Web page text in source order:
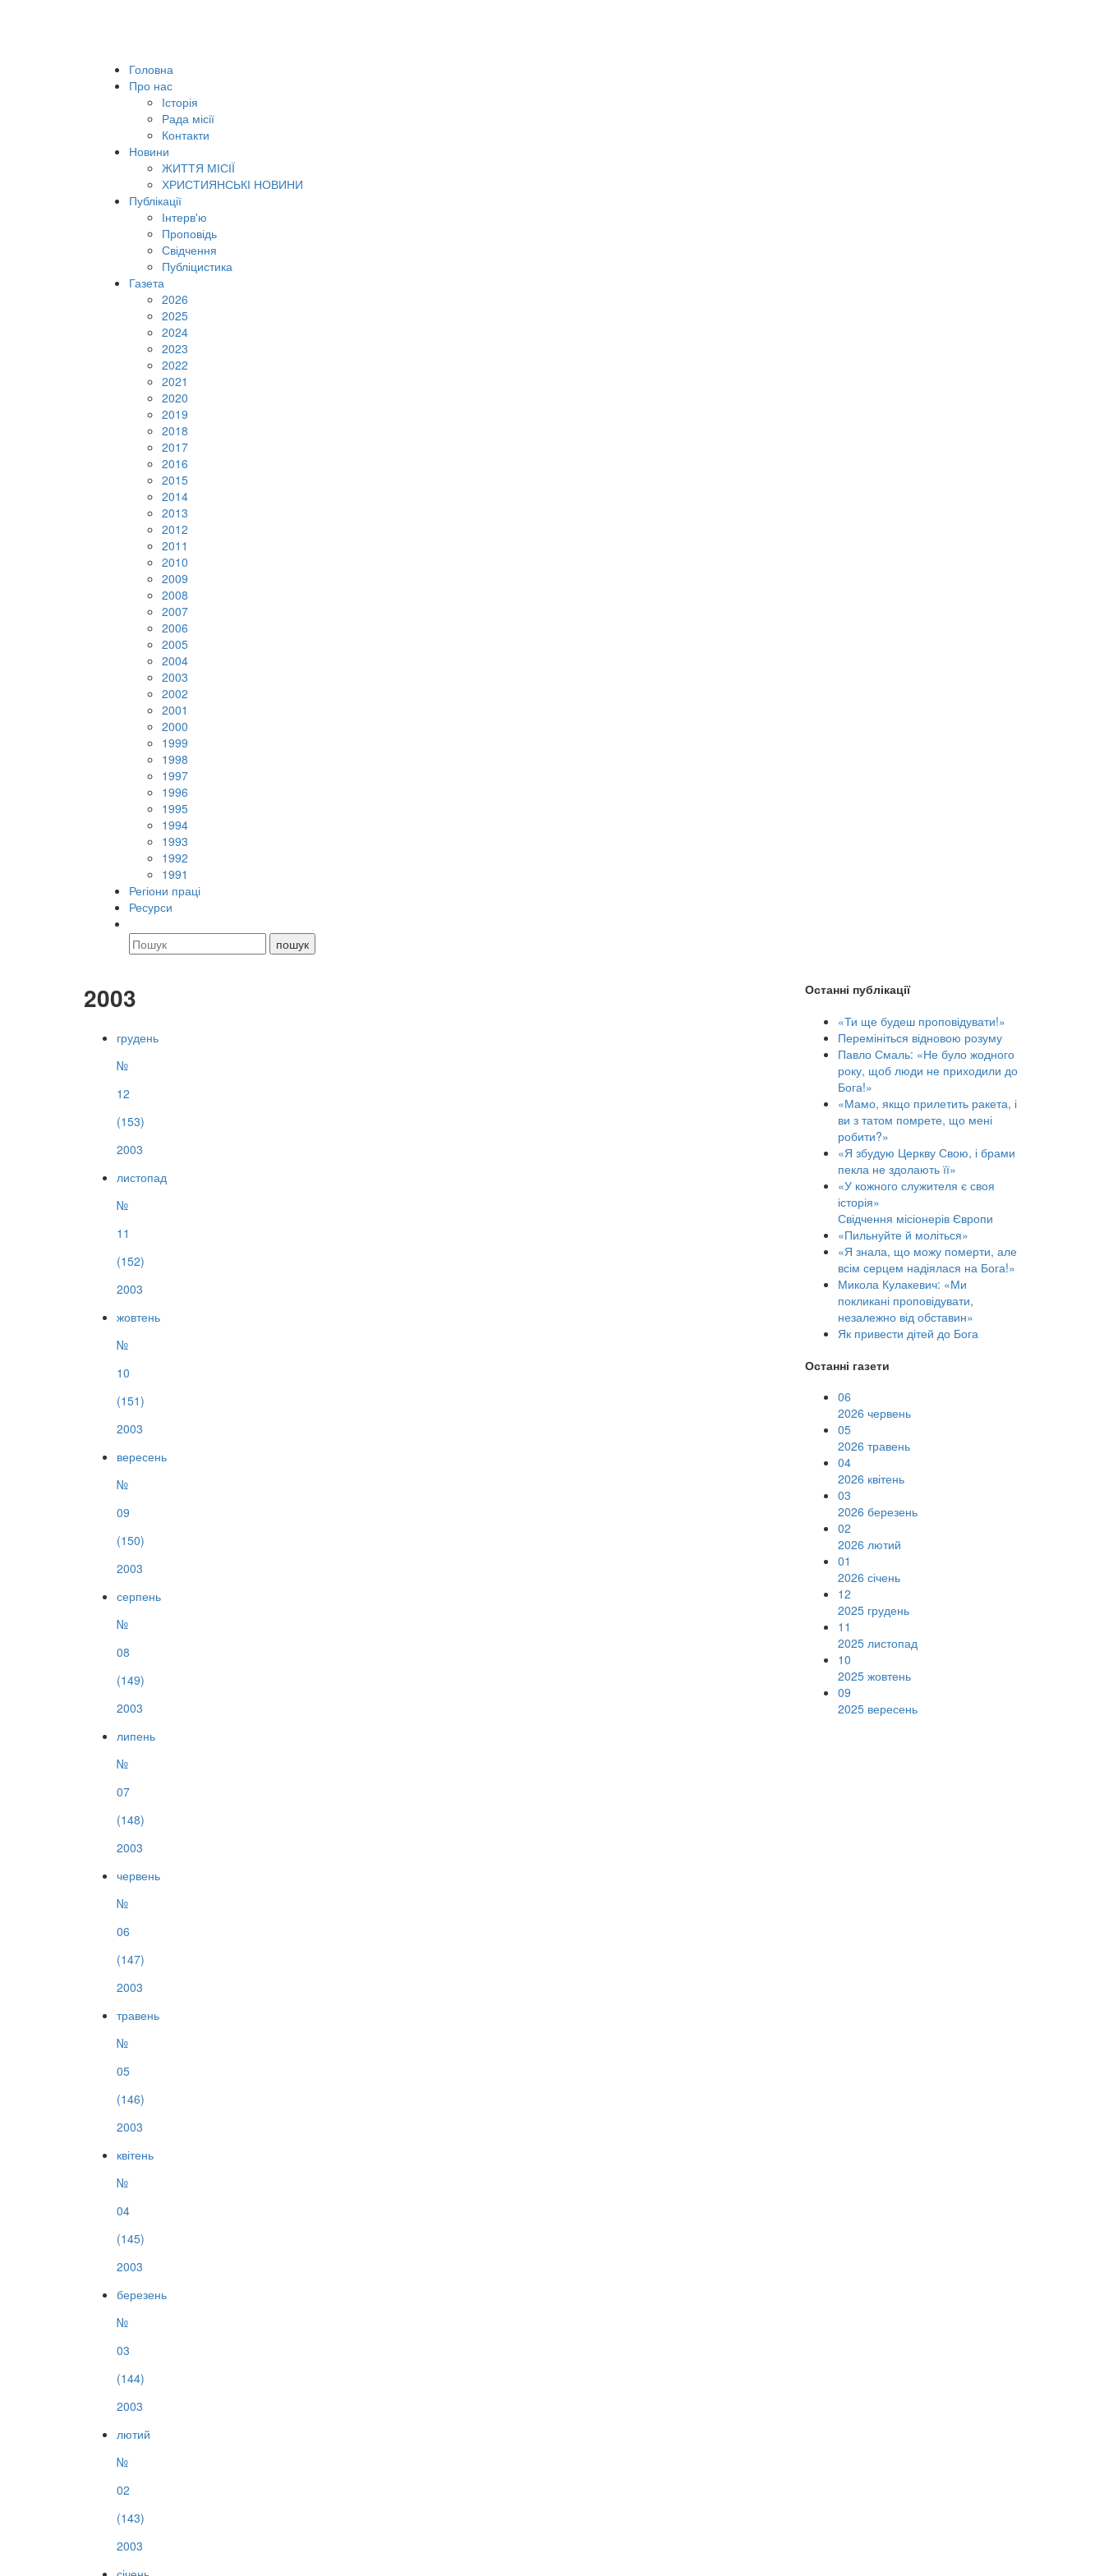
Головна
Про нас
Історія
Рада місії
Контакти
Новини
ЖИТТЯ МІСІЇ
ХРИСТИЯНСЬКІ НОВИНИ
Публікації
Інтерв'ю
Проповідь
Свідчення
Публіцистика
Газета
2026
2025
2024
2023
2022
2021
2020
2019
2018
2017
2016
2015
2014
2013
2012
2011
2010
2009
2008
2007
2006
2005
2004
2003
2002
2001
2000
1999
1998
1997
1996
1995
1994
1993
1992
1991
Регіони праці
Ресурси
2003
грудень
№
12
(153)
2003
листопад
№
11
(152)
2003
жовтень
№
10
(151)
2003
вересень
№
09
(150)
2003
серпень
№
08
(149)
2003
липень
№
07
(148)
2003
червень
№
06
(147)
2003
травень
№
05
(146)
2003
квітень
№
04
(145)
2003
березень
№
03
(144)
2003
лютий
№
02
(143)
2003
Останні публікації
«Ти ще будеш проповідувати!»
Перемініться відновою розуму
Павло Смаль: «Не було жодного
року, щоб люди не приходили до
Бога!»
«Мамо, якщо прилетить ракета, і
ви з татом помрете, що мені
робити?»
«Я збудую Церкву Свою, і брами
пекла не здолають її»
«У кожного служителя є своя
історія»
Свідчення місіонерів Європи
«Пильнуйте й моліться»
«Я знала, що можу померти, але
всім серцем надіялася на Бога!»
Микола Кулакевич: «Ми
покликані проповідувати,
незалежно від обставин»
Як привести дітей до Бога
Останні газети
06
2026 червень
05
2026 травень
04
2026 квітень
03
2026 березень
02
2026 лютий
01
2026 січень
12
2025 грудень
11
2025 листопад
10
2025 жовтень
09
2025 вересень